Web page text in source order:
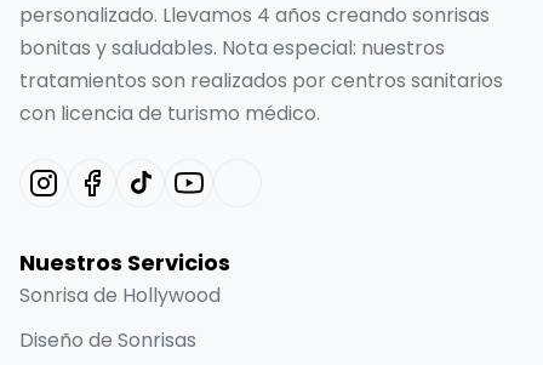
personalizado. Llevamos 4 años creando sonrisas
bonitas y saludables. Nota especial: nuestros
tratamientos son realizados por centros sanitarios
con licencia de turismo médico.
Nuestros Servicios
Sonrisa de Hollywood
Diseño de Sonrisas